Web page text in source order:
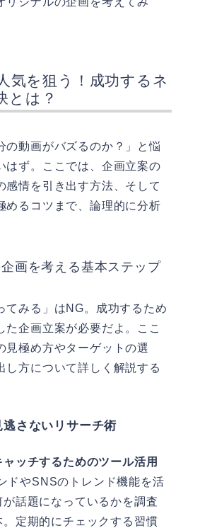
気を狙う！成功するネ
とは？
の動画がバズるのか？」と悩
はず。ここでは、企画立案の
感情を引き出す方法、そして
めるコツまで、論理的に分析
画を考える基本ステップ
てみる」はNG。成功するため
た企画立案が必要だよ。ここ
見極め方やターゲットの選
し方について詳しく解説する
逃さないリサーチ術
ャッチするためのツール活用
ドやSNSのトレンド機能を活
が話題になっているかを調査
定期的にチェックする習慣